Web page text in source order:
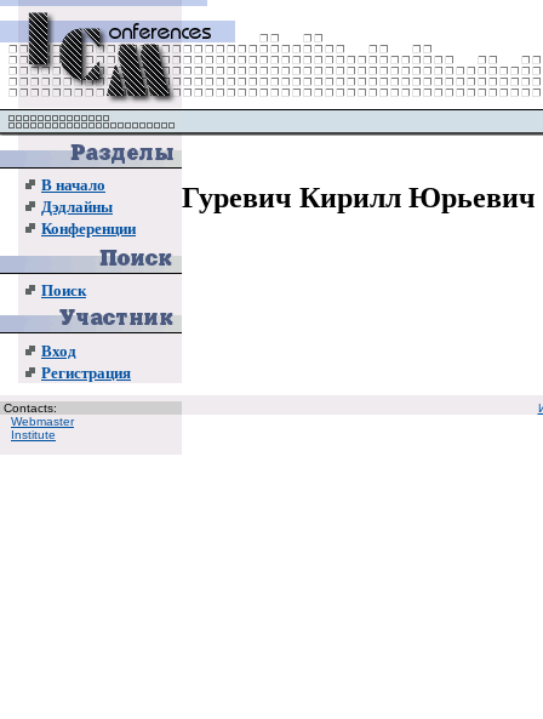
В начало
Дэдлайны
Конференции
Поиск
Вход
Регистрация
Гуревич Кирилл Юрьевич
Contacts:
Webmaster
Institute